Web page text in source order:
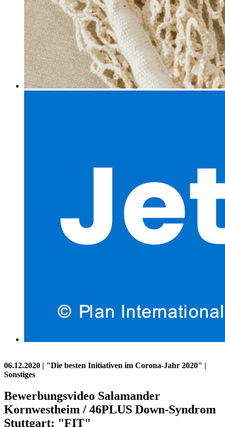
06.12.2020 | "Die besten Initiativen im Corona-Jahr 2020" |
Sonstiges
Bewerbungsvideo Salamander
Kornwestheim / 46PLUS Down-Syndrom
Stuttgart: "FIT"